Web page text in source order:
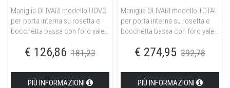
Maniglia OLIVARI modello UOVO
per porta interna su rosetta e
bocchetta bassa con foro yale
€ 126,86 181,23
PIÙ INFORMAZIONI
Maniglia OLIVARI modello TOTAL
per porta interna su rosetta e
bocchetta bassa con foro yale
€ 274,95 392,78
PIÙ INFORMAZIONI